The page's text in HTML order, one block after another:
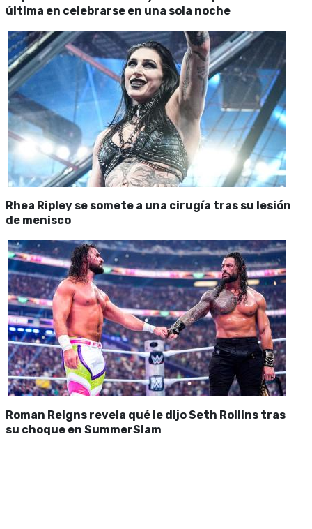
última en celebrarse en una sola noche
Rhea Ripley se somete a una cirugía tras su lesión
de menisco
Roman Reigns revela qué le dijo Seth Rollins tras
su choque en SummerSlam